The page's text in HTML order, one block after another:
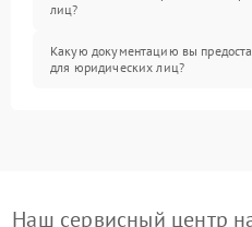
лиц?
Какую документацию вы
для юридических лиц?
Наш сервисный центр